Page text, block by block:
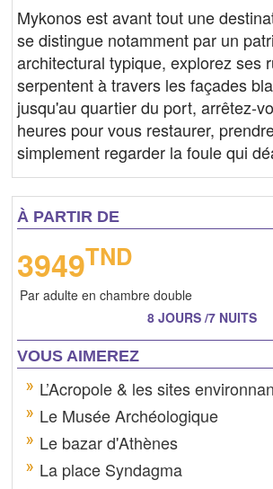
Mykonos est avant tout une
se distingue notamment par un
architectural typique, explorez ses
serpentent à travers les façades
jusqu'au quartier du port, arrêtez-
heures pour vous restaurer,
simplement regarder la foule qui
À PARTIR DE
3949TND
Par adulte en chambre double
8 JOURS /7 NUITS
VOUS AIMEREZ
L’Acropole & les sites
Le Musée Archéologique
Le bazar d'Athènes
La place Syndagma